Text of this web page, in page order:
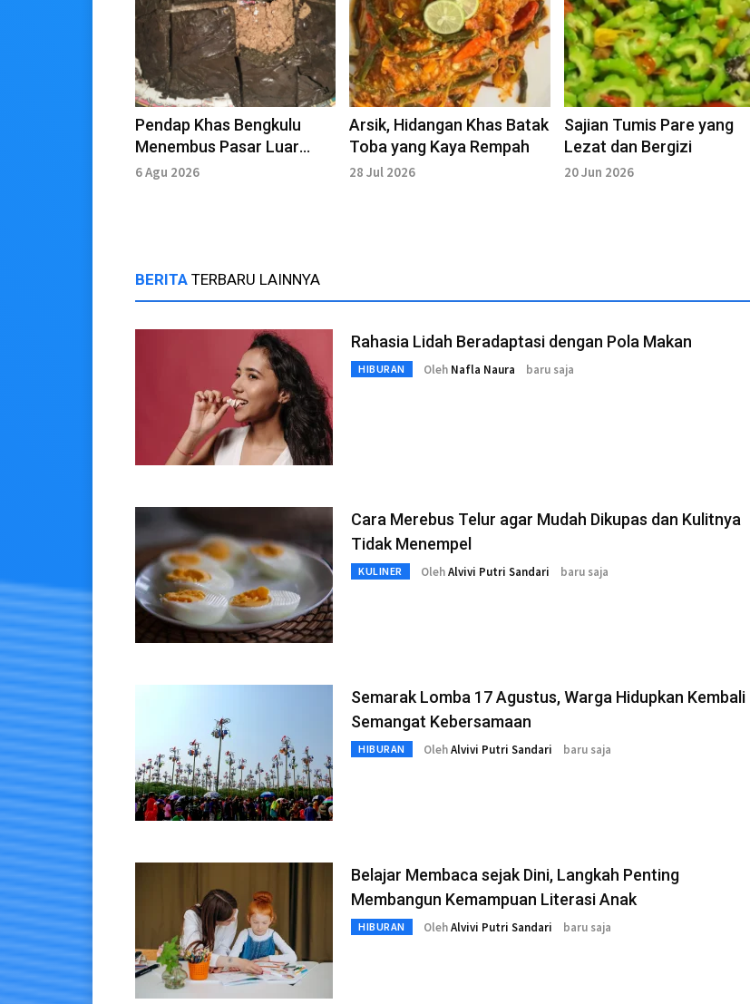
Pendap Khas Bengkulu
Menembus Pasar Luar
Daerah
6 Agu 2026
Arsik, Hidangan Khas Batak
Toba yang Kaya Rempah
28 Jul 2026
Sajian Tumis Pare yang
Lezat dan Bergizi
20 Jun 2026
BERITA TERBARU LAINNYA
Rahasia Lidah Beradaptasi dengan Pola Makan
HIBURAN Oleh Nafla Naura baru saja
Cara Merebus Telur agar Mudah Dikupas dan Kulitnya
Tidak Menempel
KULINER OlehAlvivi Putri Sandari baru saja
Semarak Lomba 17 Agustus, Warga Hidupkan Kembali
Semangat Kebersamaan
HIBURAN OlehAlvivi Putri Sandari baru saja
Belajar Membaca sejak Dini, Langkah Penting
Membangun Kemampuan Literasi Anak
HIBURAN OlehAlvivi Putri Sandari baru saja